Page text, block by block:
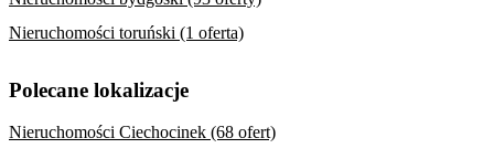
Nieruchomości toruński (1 oferta)
Polecane lokalizacje
Nieruchomości Ciechocinek (68 ofert)